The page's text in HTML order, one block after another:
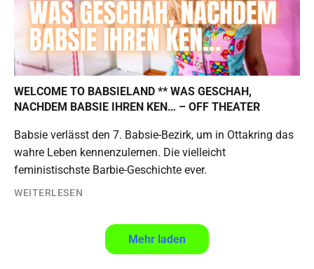
WELCOME TO BABSIELAND ** WAS GESCHAH,
NACHDEM BABSIE IHREN KEN… – OFF THEATER
Babsie verlässt den 7. Babsie-Bezirk, um in Ottakring das
wahre Leben kennenzulernen. Die vielleicht
feministischste Barbie-Geschichte ever.
WEITERLESEN
Weiter
Mehr laden